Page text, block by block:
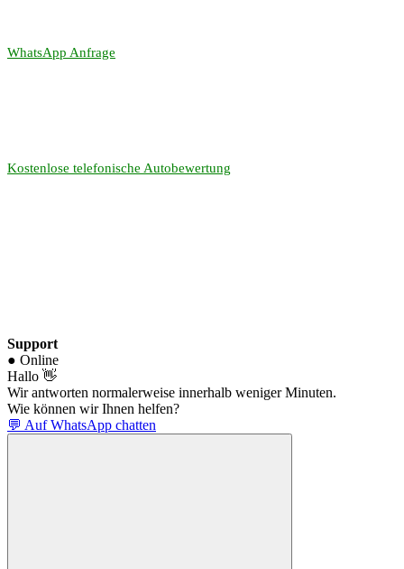
WhatsApp Anfrage
Kostenlose telefonische Autobewertung
Support
● Online
Hallo 👋
Wir antworten normalerweise innerhalb weniger Minuten.
Wie können wir Ihnen helfen?
💬 Auf WhatsApp chatten